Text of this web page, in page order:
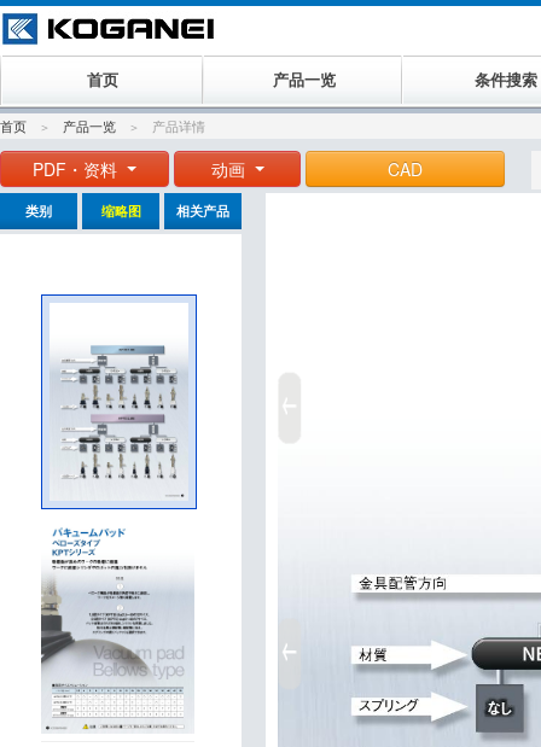
首页 产品一览 条件搜索
首页 产品一览 产品详情
PDF・资料 动画 CAD
类别 缩略图 相关产品